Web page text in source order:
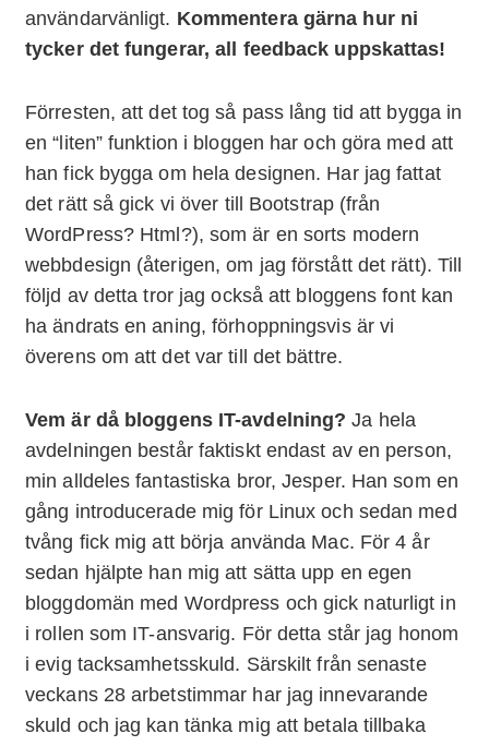
användarvänligt. Kommentera gärna hur ni
tycker det fungerar, all feedback uppskattas!
Förresten, att det tog så pass lång tid att bygga in
en “liten” funktion i bloggen har och göra med att
han fick bygga om hela designen. Har jag fattat
det rätt så gick vi över till Bootstrap (från
WordPress? Html?), som är en sorts modern
webbdesign (återigen, om jag förstått det rätt). Till
följd av detta tror jag också att bloggens font kan
ha ändrats en aning, förhoppningsvis är vi
överens om att det var till det bättre.
Vem är då bloggens IT-avdelning? Ja hela
avdelningen består faktiskt endast av en person,
min alldeles fantastiska bror, Jesper. Han som en
gång introducerade mig för Linux och sedan med
tvång fick mig att börja använda Mac. För 4 år
sedan hjälpte han mig att sätta upp en egen
bloggdomän med Wordpress och gick naturligt in
i rollen som IT-ansvarig. För detta står jag honom
i evig tacksamhetsskuld. Särskilt från senaste
veckans 28 arbetstimmar har jag innevarande
skuld och jag kan tänka mig att betala tillbaka